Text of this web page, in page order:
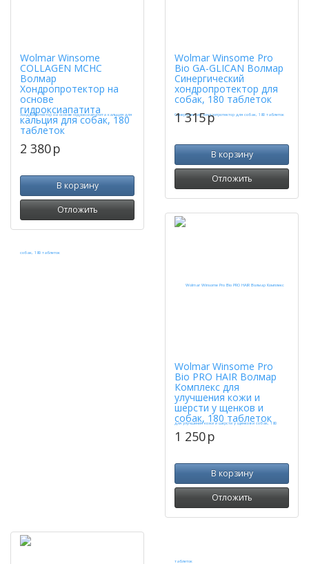
Wolmar Winsome
COLLAGEN MCHC
Волмар
Хондропротектор на
основе
гидроксиапатита
кальция для собак, 180
таблеток
2 380p
В корзину
Отложить
Wolmar Winsome Pro
Bio GA-GLICAN Волмар
Синергический
хондропротектор для
собак, 180 таблеток
1 315p
В корзину
Отложить
Wolmar Winsome Pro
Bio PRO HAIR Волмар
Комплекс для
улучшения кожи и
шерсти у щенков и
собак, 180 таблеток
1 250p
В корзину
Отложить